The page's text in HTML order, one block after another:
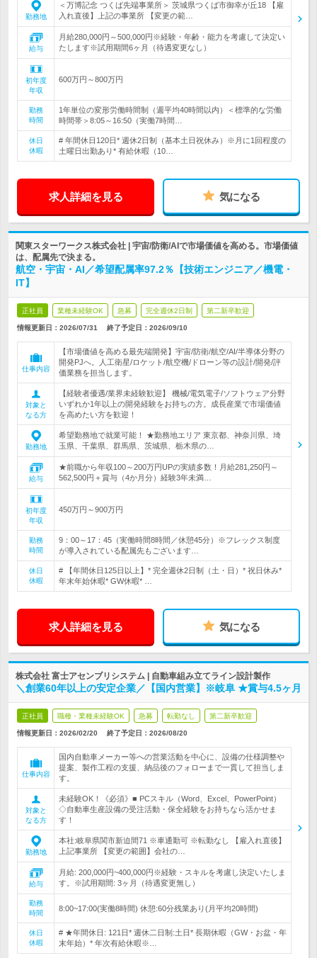
勤務地
＜万博記念 つくば先端事業所＞ 茨城県つくば市御幸が丘18 【雇
入れ直後】上記の事業所 【変更の範…
給与
月給280,000円～500,000円※経験・年齢・能力を考慮して決定い
たします※試用期間6ヶ月（待遇変更なし）
初年度
年収
600万円～800万円
勤務
時間
1年単位の変形労働時間制（週平均40時間以内）＜標準的な労働
時間帯＞8:05～16:50（実働7時間…
休日
休暇
# 年間休日120日* 週休2日制（基本土日祝休み）※月に1回程度の
土曜日出勤あり* 有給休暇（10…
求人詳細を見る 気になる
関東スターワークス株式会社 | 宇宙/防衛/AIで市場価値を高める。市場価値
は、配属先で決まる。
航空・宇宙・AI／希望配属率97.2％【技術エンジニア／機電・
IT】
正社員 業種未経験OK 急募 完全週休2日制 第二新卒歓迎
情報更新日：2026/07/31 終了予定日： 2026/09/10
仕事内容
【市場価値を高める最先端開発】宇宙/防衛/航空/AI/半導体分野の
開発PJへ。人工衛星/ロケット/航空機/ドローン等の設計/開発/評
価業務を担当します。
対象と
なる方
【経験者優遇/業界未経験歓迎】 機械/電気電子/ソフトウェア分野
いずれか1年以上の開発経験をお持ちの方。成長産業で市場価値
を高めたい方を歓迎！
勤務地
希望勤務地で就業可能！ ★勤務地エリア 東京都、神奈川県、埼
玉県、千葉県、群馬県、茨城県、栃木県の…
給与
★前職から年収100～200万円UPの実績多数！月給281,250円～
562,500円＋賞与（4か月分）経験3年未満…
初年度
年収
450万円～900万円
勤務
時間
9：00～17：45（実働時間8時間／休憩45分）※フレックス制度
が導入されている配属先もございます…
休日
休暇
# 【年間休日125日以上】* 完全週休2日制（土・日）* 祝日休み*
年末年始休暇* GW休暇* …
求人詳細を見る 気になる
株式会社 富士アセンブリシステム | 自動車組み立てライン設計製作
＼創業60年以上の安定企業／【国内営業】※岐阜 ★賞与4.5ヶ月
正社員 職種・業種未経験OK 急募 転勤なし 第二新卒歓迎
情報更新日：2026/02/20 終了予定日： 2026/08/20
仕事内容
国内自動車メーカー等への営業活動を中心に、設備の仕様調整や
提案、製作工程の支援、納品後のフォローまで一貫して担当しま
す。
対象と
なる方
未経験OK！《必須》■ PCスキル（Word、Excel、PowerPoint）
◇自動車生産設備の受注活動・保全経験をお持ちなら活かせま
す！
勤務地
本社:岐阜県関市新迫間71 ※車通勤可 ※転勤なし 【雇入れ直後】
上記事業所 【変更の範囲】会社の…
給与
月給: 200,000円~400,000円※経験・スキルを考慮し決定いたしま
す。※試用期間: 3ヶ月（待遇変更無し）
勤務
時間
8:00~17:00(実働8時間) 休憩:60分残業あり(月平均20時間)
休日
休暇
# ★年間休日: 121日* 週休二日制:土日* 長期休暇（GW・お盆・年
末年始）* 年次有給休暇※…